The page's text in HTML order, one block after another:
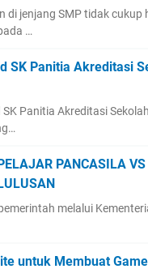
di jenjang SMP tidak cukup
…
SK Panitia Akreditasi
Panitia Akreditasi
PANCASILA VS
melalui
untuk Membuat